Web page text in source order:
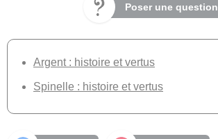
Poser une question
Argent : histoire et vertus
Spinelle : histoire et vertus